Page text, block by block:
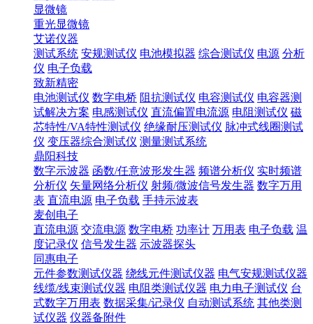
显微镜
重光显微镜
艾诺仪器
测试系统 安规测试仪 电池模拟器 综合测试仪 电源 分析
仪 电子负载
致新精密
电池测试仪 数字电桥 阻抗测试仪 电容测试仪 电容器测
试解决方案 电感测试仪 直流偏置电流源 电阻测试仪 磁
芯特性/VA特性测试仪 绝缘耐压测试仪 脉冲式线圈测试
仪 变压器综合测试仪 测量测试系统
鼎阳科技
数字示波器 函数/任意波形发生器 频谱分析仪 实时频谱
分析仪 矢量网络分析仪 射频/微波信号发生器 数字万用
表 直流电源 电子负载 手持示波表
麦创电子
直流电源 交流电源 数字电桥 功率计 万用表 电子负载 温
度记录仪 信号发生器 示波器探头
同惠电子
元件参数测试仪器 绕线元件测试仪器 电气安规测试仪器
线缆/线束测试仪器 电阻类测试仪器 电力电子测试仪 台
式数字万用表 数据采集/记录仪 自动测试系统 其他类测
试仪器 仪器备附件